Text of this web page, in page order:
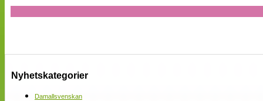
Nyhetskategorier
Damallsvenskan